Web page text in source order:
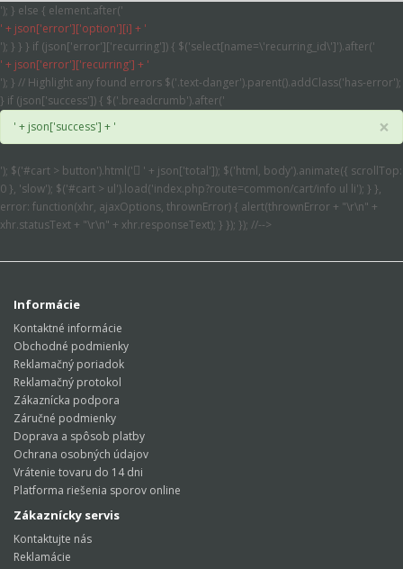
'); } else { element.after('
' + json['error']['option'][i] + '
'); } } } if (json['error']['recurring']) { $('select[name=\'recurring_id\']').after('
' + json['error']['recurring'] + '
'); } // Highlight any found errors $('.text-danger').parent().addClass('has-error');
} if (json['success']) { $('.breadcrumb').after('
' + json['success'] + '
×
'); $('#cart > button').html('
' + json['total']); $('html, body').animate({ scrollTop:
0 }, 'slow'); $('#cart > ul').load('index.php?route=common/cart/info ul li'); } },
error: function(xhr, ajaxOptions, thrownError) { alert(thrownError + "\r\n" +
xhr.statusText + "\r\n" + xhr.responseText); } }); }); //-->
Informácie
Kontaktné informácie
Obchodné podmienky
Reklamačný poriadok
Reklamačný protokol
Zákaznícka podpora
Záručné podmienky
Doprava a spôsob platby
Ochrana osobných údajov
Vrátenie tovaru do 14 dni
Platforma riešenia sporov online
Zákaznícky servis
Kontaktujte nás
Reklamácie